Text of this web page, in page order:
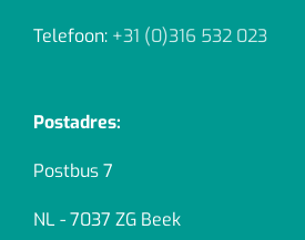
Telefoon: +31 (0)316 532 023
Postadres:
Postbus 7
NL - 7037 ZG Beek